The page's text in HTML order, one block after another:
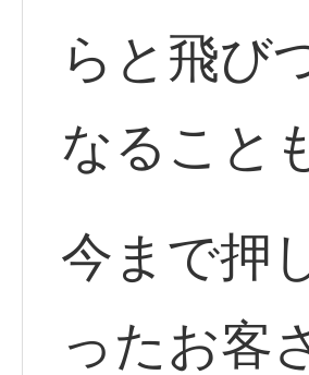
らと飛び
なること
今まで押
ったお客